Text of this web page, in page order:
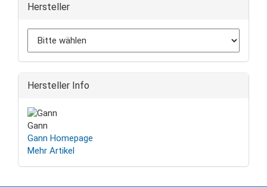
Hersteller
Hersteller Info
Gann
Gann Homepage
Mehr Artikel